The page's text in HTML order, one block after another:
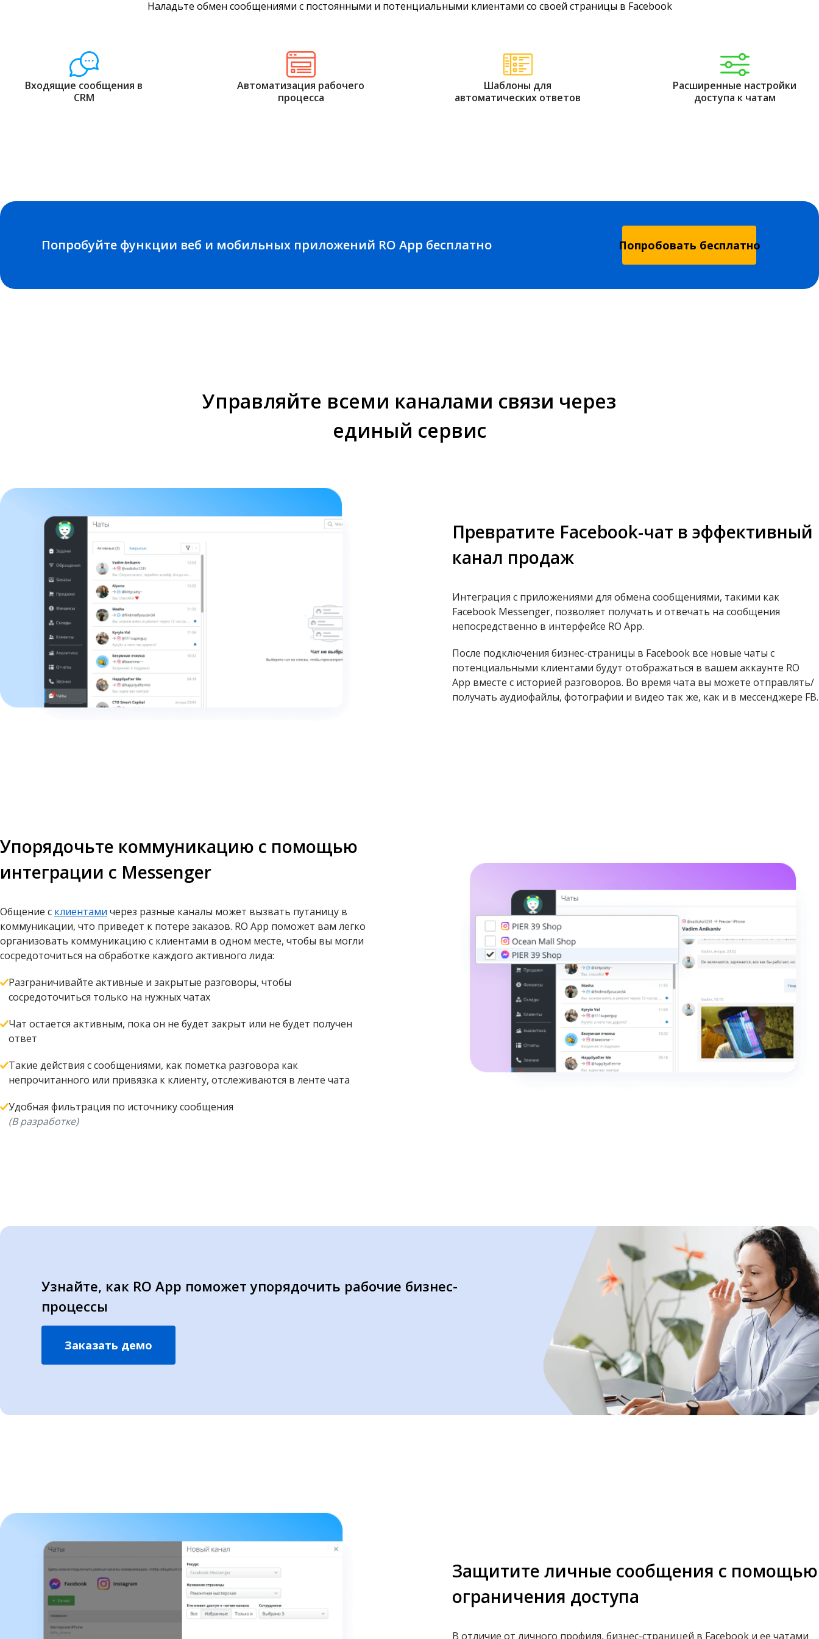
Наладьте обмен сообщениями с постоянными и потенциальными клиентами со своей страницы в Facebook
Входящие сообщения в
CRM
Автоматизация рабочего
процесса
Шаблоны для
автоматических ответов
Расширенные настройки
доступа к чатам
Попробуйте функции веб и мобильных приложений RO App бесплатно Попробовать бесплатно
Управляйте всеми каналами связи через
единый сервис
Превратите Facebook-чат в эффективный
канал продаж
Интеграция с приложениями для обмена сообщениями, такими как
Facebook Messenger, позволяет получать и отвечать на сообщения
непосредственно в интерфейсе RO App.
После подключения бизнес-страницы в Facebook все новые чаты с
потенциальными клиентами будут отображаться в вашем аккаунте RO
App вместе с историей разговоров. Во время чата вы можете отправлять/
получать аудиофайлы, фотографии и видео так же, как и в мессенджере FB.
Упорядочьте коммуникацию с помощью
интеграции с Messenger
Общение с клиентами через разные каналы может вызвать путаницу в
коммуникации, что приведет к потере заказов. RO App поможет вам легко
организовать коммуникацию с клиентами в одном месте, чтобы вы могли
сосредоточиться на обработке каждого активного лида:
Разграничивайте активные и закрытые разговоры, чтобы
сосредоточиться только на нужных чатах
Чат остается активным, пока он не будет закрыт или не будет получен
ответ
Такие действия с сообщениями, как пометка разговора как
непрочитанного или привязка к клиенту, отслеживаются в ленте чата
Удобная фильтрация по источнику сообщения
(В разработке)
Узнайте, как RO App поможет упорядочить рабочие бизнес-
процессы
Заказать демо
Защитите личные сообщения с помощью
ограничения доступа
В отличие от личного профиля, бизнес-страницей в Facebook и ее чатами